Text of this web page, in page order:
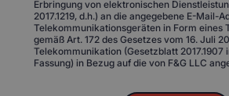
Erbringung von elektronischen
2017.1219, d.h.) an die angegebene E-Mail-
Telekommunikationsgeräten in Form eines
gemäß Art. 172 des Gesetzes vom 16. Juli
Telekommunikation (Gesetzblatt 2017.1907
Fassung) in Bezug auf die von F&G LLC